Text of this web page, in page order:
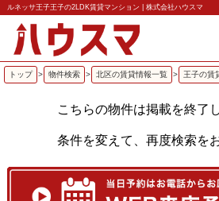
ルネッサ王子王子の2LDK賃貸マンション | 株式会社ハウスマ
トップ > 物件検索 > 北区の賃貸情報一覧 > 王子の賃
こちらの物件は掲載を終了
条件を変えて、再度検索を